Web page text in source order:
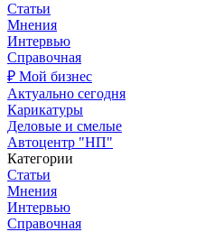
Статьи
Мнения
Интервью
Справочная
₽ Мой бизнес
Актуально сегодня
Карикатуры
Деловые и смелые
Автоцентр "НП"
Категории
Статьи
Мнения
Интервью
Справочная